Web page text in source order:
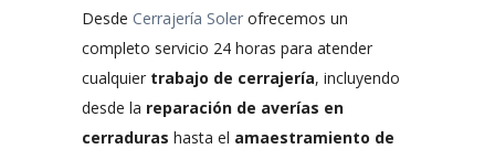
Desde Cerrajería Soler ofrecemos un
completo servicio 24 horas para atender
cualquier trabajo de cerrajería, incluyendo
desde la reparación de averías en
cerraduras hasta el amaestramiento de